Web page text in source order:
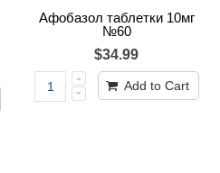
Афобазол таблетки 10мг
№60
$34.99
Add to Cart